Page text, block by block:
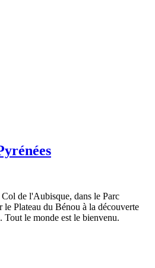
de l'Aubisque, dans le Parc
le Plateau du Bénou à la découverte
Tout le monde est le bienvenu.